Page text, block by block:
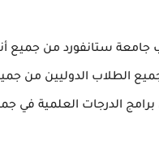
جامعة ستانفورد من جميع
الطلاب الدوليين من
برامج الدرجات العلمية في